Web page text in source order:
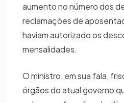
aumento no número dos
reclamações de
haviam autorizado os
mensalidades.
O ministro, em sua fala,
órgãos do atual governo